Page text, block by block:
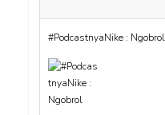
#PodcastnyaNike :